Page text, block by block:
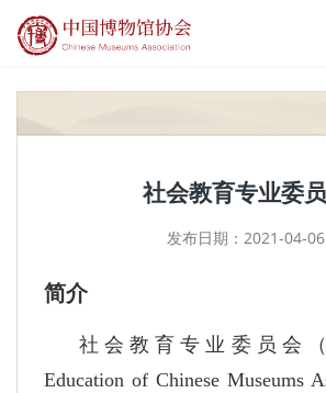
社会教育专业委
发布日期：2021-04-06
简介
社会教育专业委员会（
Education of Chinese Museums